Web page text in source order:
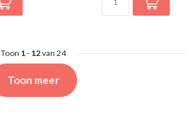
Toon 1- 12van 24
Toon meer